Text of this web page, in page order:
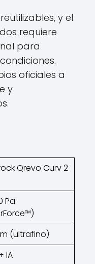
y el
requiere
para
oficiales a
y
Qrevo Curv 2
Pa
(ultrafino)
IA